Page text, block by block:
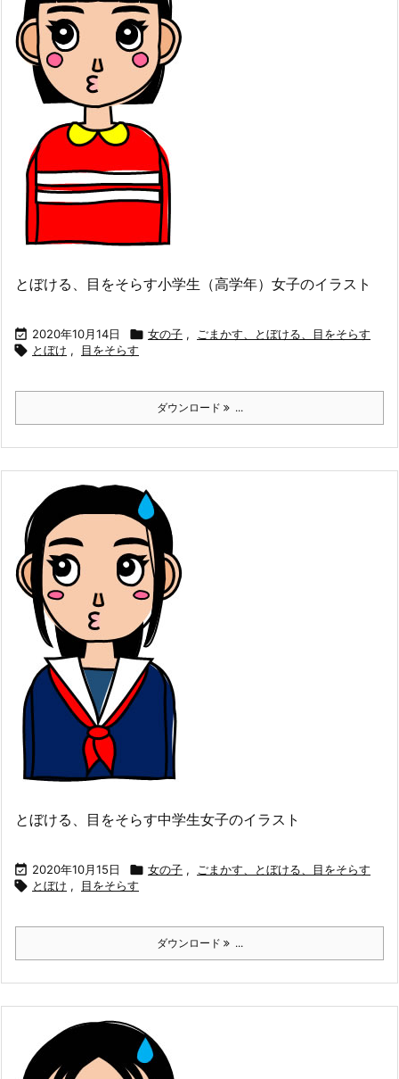
とぼける、目をそらす小学生（高学年）女子のイラスト
 2020年10月14日  女の子 , ごまかす、とぼける、目をそらす
 とぼけ , 目をそらす
ダウンロード ...
とぼける、目をそらす中学生女子のイラスト
 2020年10月15日  女の子 , ごまかす、とぼける、目をそらす
 とぼけ , 目をそらす
ダウンロード ...